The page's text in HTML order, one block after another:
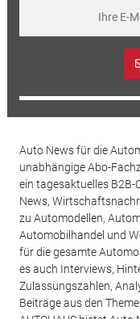
Auto News für die
unabhängige Abo-
ein tagesaktuelles B2B-
News,
zu Automodellen,
Automobilhandel und
für die gesamte
es auch Interviews,
Zulassungszahlen,
Beiträge aus den